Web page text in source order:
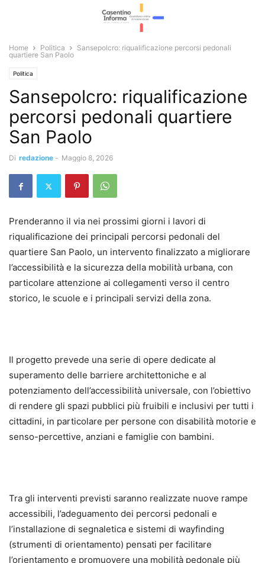
Home Politica
Sansepolcro: riqualificazione percorsi pedonali
quartiere San Paolo
Politica
Sansepolcro: riqualificazione
percorsi pedonali quartiere
San Paolo
Di redazione - Maggio 8, 2026
Prenderanno il via nei prossimi giorni i lavori di
riqualificazione dei principali percorsi pedonali del
quartiere San Paolo, un intervento finalizzato a migliorare
l’accessibilità e la sicurezza della mobilità urbana, con
particolare attenzione ai collegamenti verso il centro
storico, le scuole e i principali servizi della zona.
Il progetto prevede una serie di opere dedicate al
superamento delle barriere architettoniche e al
potenziamento dell’accessibilità universale, con l’obiettivo
di rendere gli spazi pubblici più fruibili e inclusivi per tutti i
cittadini, in particolare per persone con disabilità motorie e
senso-percettive, anziani e famiglie con bambini.
Tra gli interventi previsti saranno realizzate nuove rampe
accessibili, l’adeguamento dei percorsi pedonali e
l’installazione di segnaletica e sistemi di wayfinding
(strumenti di orientamento) pensati per facilitare
l’orientamento e promuovere una mobilità pedonale più